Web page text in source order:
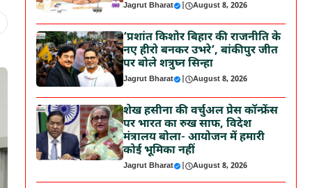
Jagrut Bharat | August 8, 2026
‘प्रशांत किशोर बिहार की राजनीति के
नए हीरो बनकर उभरे’, बांकीपुर जीत
पर बोले शत्रुघ्न सिन्हा
Jagrut Bharat | August 8, 2026
शेख हसीना की वर्चुअल प्रेस कॉन्फ्रेंस
पर भारत का रुख साफ, विदेश
मंत्रालय बोला- आयोजन में हमारी
कोई भूमिका नहीं
Jagrut Bharat | August 8, 2026